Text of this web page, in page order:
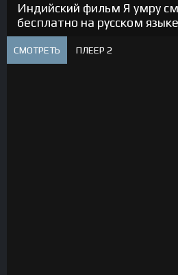
Индийский фильм Я умру
бесплатно на русском языке
СМОТРЕТЬ ПЛЕЕР 2